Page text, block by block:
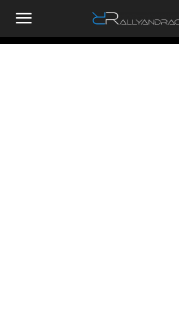
RallyandRaces.com